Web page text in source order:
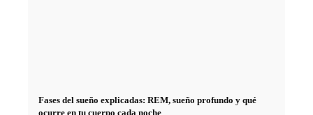
Fases del sueño explicadas: REM, sueño profundo y qué
ocurre en tu cuerpo cada noche